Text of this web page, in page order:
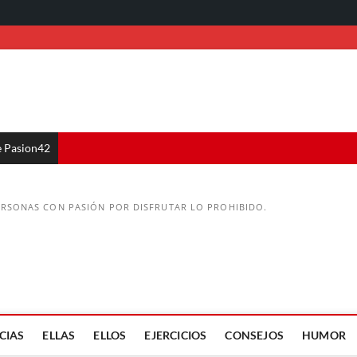
Pasion42
CON PASIÓN POR DISFRUTAR LO PROHIBIDO.
ELLAS ELLOS EJERCICIOS CONSEJOS HUMOR